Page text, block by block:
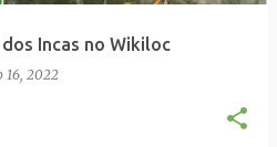
Incas no Wikiloc
16, 2022